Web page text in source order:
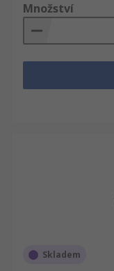
Množství
Skladem